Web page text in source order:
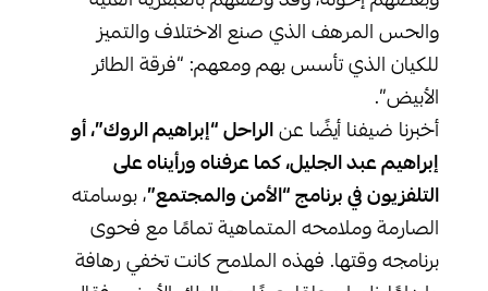
والحس المرهف الذي صنع الاختلاف والتميز
للكيان الذي تأسس بهم ومعهم: “فرقة الطائر
الأبيض”.
أخبرنا ضيفنا أيضًا عنالراحل “إبراهيم الروك”، أو
إبراهيم عبد الجليل، كما عرفناه ورأيناه على
التلفزيون في برنامج “الأمن والمجتمع”، بوسامته
الصارمة وملامحه المتماهية تمامًا مع فحوى
برنامجه وقتها. فهذه الملامح كانت تخفي رهافة